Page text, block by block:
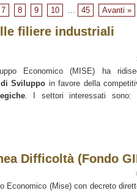
7 8 9 10 ... 45 Avanti »
filiere industriali
Economico (MISE) ha
Sviluppo in favore della
. I settori interessati sono:
Difficoltà (Fondo
Economico (Mise) con decreto